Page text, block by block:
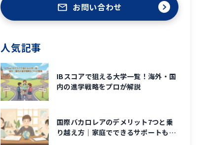
お問い合わせ
人気記事
IBスコアで狙える大学一覧！海外・国
内の進学戦略をプロが解説
国際バカロレアのデメリット7つと乗
り越え方｜家庭でできるサポートも解